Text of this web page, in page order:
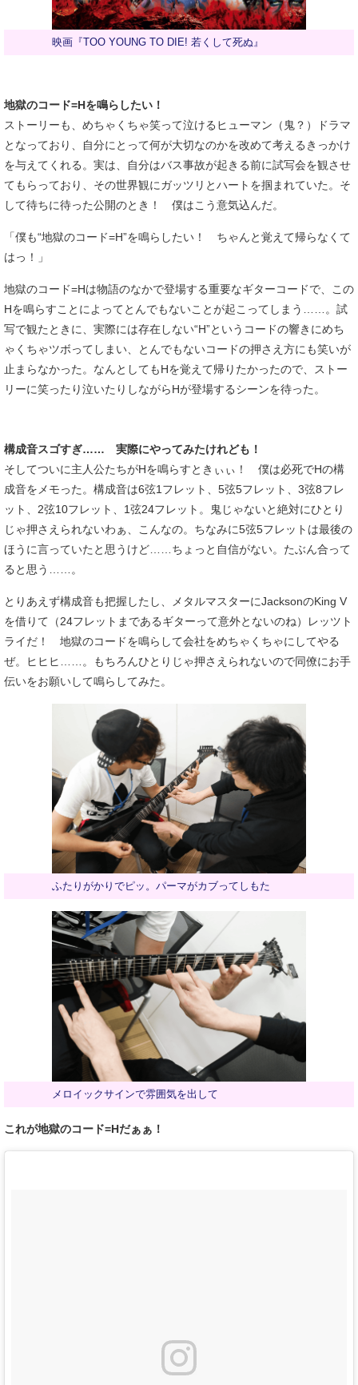
映画『TOO YOUNG TO DIE! 若くして死ぬ』
地獄のコード=Hを鳴らしたい！
ストーリーも、めちゃくちゃ笑って泣けるヒューマン（鬼？）ドラマ
となっており、自分にとって何が大切なのかを改めて考えるきっかけ
を与えてくれる。実は、自分はバス事故が起きる前に試写会を観させ
てもらっており、その世界観にガッツリとハートを掴まれていた。そ
して待ちに待った公開のとき！ 僕はこう意気込んだ。
「僕も“地獄のコード=H”を鳴らしたい！ ちゃんと覚えて帰らなくて
はっ！」
地獄のコード=Hは物語のなかで登場する重要なギターコードで、この
Hを鳴らすことによってとんでもないことが起こってしまう……。試
写で観たときに、実際には存在しない“H”というコードの響きにめち
ゃくちゃツボってしまい、とんでもないコードの押さえ方にも笑いが
止まらなかった。なんとしてもHを覚えて帰りたかったので、ストー
リーに笑ったり泣いたりしながらHが登場するシーンを待った。
構成音スゴすぎ…… 実際にやってみたけれども！
そしてついに主人公たちがHを鳴らすときぃぃ！ 僕は必死でHの構
成音をメモった。構成音は6弦1フレット、5弦5フレット、3弦8フレ
ット、2弦10フレット、1弦24フレット。鬼じゃないと絶対にひとり
じゃ押さえられないわぁ、こんなの。ちなみに5弦5フレットは最後の
ほうに言っていたと思うけど……ちょっと自信がない。たぶん合って
ると思う……。
とりあえず構成音も把握したし、メタルマスターにJacksonのKing V
を借りて（24フレットまであるギターって意外とないのね）レッツト
ライだ！ 地獄のコードを鳴らして会社をめちゃくちゃにしてやる
ぜ。ヒヒヒ……。もちろんひとりじゃ押さえられないので同僚にお手
伝いをお願いして鳴らしてみた。
ふたりがかりでピッ。パーマがカブってしもた
メロイックサインで雰囲気を出して
これが地獄のコード=Hだぁぁ！